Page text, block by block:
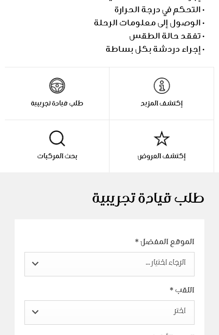
• التحكم في درجة الحرارة
• الوصول إلى معلومات الرحلة
• تفقد حالة الطقس
• إجراء دردشة بكل بساطة
إكتشف المزيد طلب قيادة تجريبية
إكتشف العروض بحث المركبات
طلب قيادة تجريبية
الموقع المفضل *
الرجاء اختيار ...
اللقب*
اختر